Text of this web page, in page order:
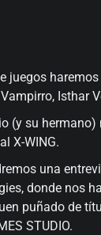
juegos haremos
Isthar
(y su hermano)
X-WING.
una
donde nos
puñado de
STUDIO.